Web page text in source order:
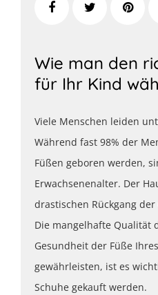
Wie man den
für Ihr Kind
Viele Menschen leiden
Während fast 98% der
Füßen geboren werden,
Erwachsenenalter. Der
drastischen Rückgang
Die mangelhafte Qualität
Gesundheit der Füße
gewährleisten, ist es
Schuhe gekauft werden.